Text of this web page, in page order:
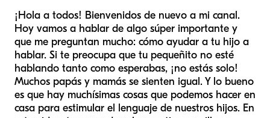
¡Hola a todos! Bienvenidos de nuevo a mi canal.
Hoy vamos a hablar de algo súper importante y
que me preguntan mucho: cómo ayudar a tu hijo a
hablar. Si te preocupa que tu pequeñito no esté
hablando tanto como esperabas, ¡no estás solo!
Muchos papás y mamás se sienten igual. Y lo bueno
es que hay muchísimas cosas que podemos hacer en
casa para estimular el lenguaje de nuestros hijos. En